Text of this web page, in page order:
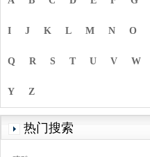
I J K L M N O
Q R S T U V W
Y Z
热门搜索